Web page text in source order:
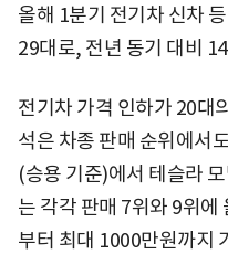
올해 1분기 전기차 신차
29대로, 전년 동기 대비
전기차 가격 인하가 20대
석은 차종 판매 순위에서
(승용 기준)에서 테슬라
는 각각 판매 7위와 9위에
부터 최대 1000만원까지